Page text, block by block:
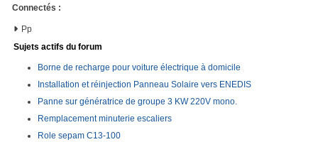
Connectés :
Pp
Sujets actifs du forum
Borne de recharge pour voiture électrique à domicile
Installation et réinjection Panneau Solaire vers ENEDIS
Panne sur génératrice de groupe 3 KW 220V mono.
Remplacement minuterie escaliers
Role sepam C13-100